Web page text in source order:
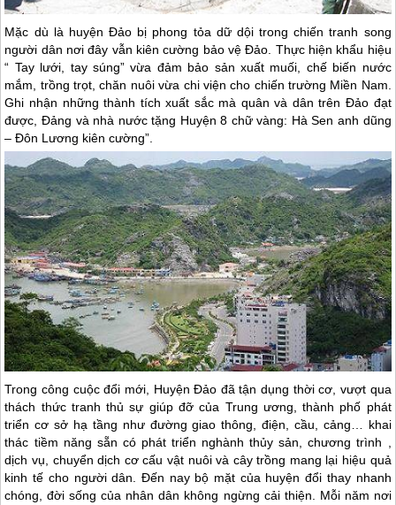
Mặc dù là huyện Đảo bị phong tỏa dữ dội trong chiến tranh song
người dân nơi đây vẫn kiên cường bảo vệ Đảo. Thực hiện khẩu hiệu
“ Tay lưới, tay súng” vừa đảm bảo sản xuất muối, chế biến nước
mắm, trồng trọt, chăn nuôi vừa chi viện cho chiến trường Miền Nam.
Ghi nhận những thành tích xuất sắc mà quân và dân trên Đảo đạt
được, Đảng và nhà nước tặng Huyện 8 chữ vàng: Hà Sen anh dũng
– Đôn Lương kiên cường”.
Trong công cuộc đổi mới, Huyện Đảo đã tận dụng thời cơ, vượt qua
thách thức tranh thủ sự giúp đỡ của Trung ương, thành phố phát
triển cơ sở hạ tầng như đường giao thông, điện, cầu, cảng… khai
thác tiềm năng sẵn có phát triển nghành thủy sản, chương trình ,
dịch vụ, chuyển dịch cơ cấu vật nuôi và cây trồng mang lại hiệu quả
kinh tế cho người dân. Đến nay bộ mặt của huyện đổi thay nhanh
chóng, đời sống của nhân dân không ngừng cải thiện. Mỗi năm nơi